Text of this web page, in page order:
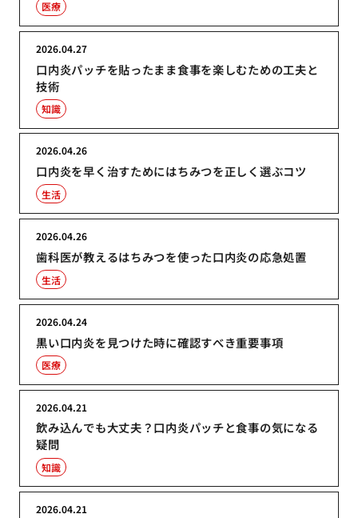
医療
口内炎パッチを貼ったまま食事を楽しむための工夫と
技術
2026.04.27
知識
口内炎を早く治すためにはちみつを正しく選ぶコツ
2026.04.26
生活
歯科医が教えるはちみつを使った口内炎の応急処置
2026.04.26
生活
黒い口内炎を見つけた時に確認すべき重要事項
2026.04.24
医療
飲み込んでも大丈夫？口内炎パッチと食事の気になる
疑問
2026.04.21
知識
2026.04.21